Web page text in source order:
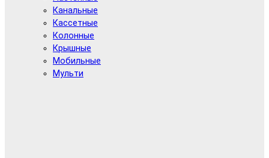
Канальные
Кассетные
Колонные
Крышные
Мобильные
Мульти